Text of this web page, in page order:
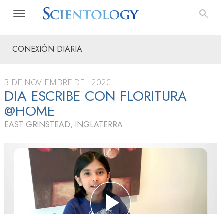
CONEXIÓN DIARIA
3 DE NOVIEMBRE DEL 2020
DIA ESCRIBE CON FLORITURA
@HOME
EAST GRINSTEAD, INGLATERRA